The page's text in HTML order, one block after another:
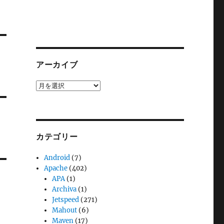
アーカイブ
ア
カテゴリー
Android (7)
Apache (402)
APA(1)
Archiva (1)
Jetspeed (271)
Mahout (6)
Maven (17)